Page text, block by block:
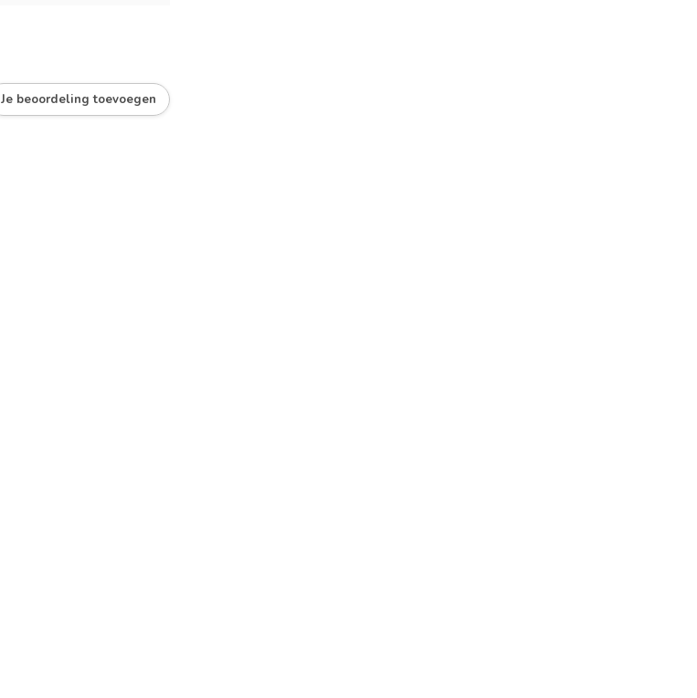
Je beoordeling toevoegen